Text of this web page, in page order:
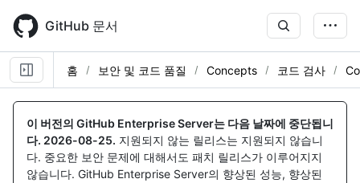
main
content
GitHub 문서
홈 보안 및 코드 품질 Concepts 코드 검사
이 버전의 GitHub Enterprise Server는 다음 날짜에 중단됩니
다. 2026-08-25. 지원되지 않는 릴리스는 지원되지 않습니
다. 중요한 보안 문제에 대해서도 패치 릴리스가 이루어지지
않습니다. GitHub Enterprise Server의 향상된 성능, 향상된